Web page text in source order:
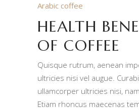
Arabic coffee
HEALTH
OF COFFEE
Quisque rutrum, aenean
ultricies nisi vel augue.
ullamcorper ultricies nisi,
Etiam rhoncus maecenas